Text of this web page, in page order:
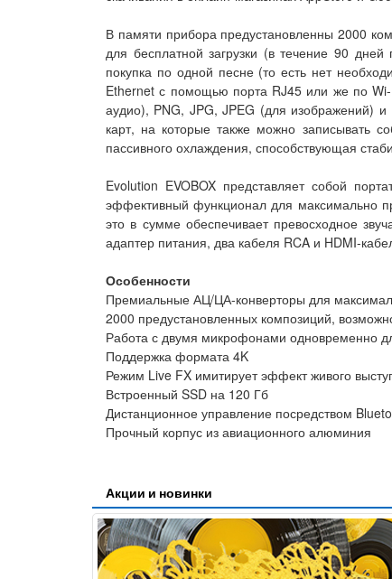
В памяти прибора предустановленны 2000
для бесплатной загрузки (в течение 90
покупка по одной песне (то есть нет
Ethernet с помощью порта RJ45 или же по
аудио), PNG, JPG, JPEG (для изображений)
карт, на которые также можно записывать
пассивного охлаждения, способствующая
Evolution EVOBOX представляет собой
эффективный функционал для максимально
это в сумме обеспечивает превосходное
адаптер питания, два кабеля RCA и HDMI-
Особенности
Премиальные АЦ/ЦА-конверторы для
2000 предустановленных композиций,
Работа с двумя микрофонами одновременно
Поддержка формата 4K
Режим Live FX имитирует эффект живого
Встроенный SSD на 120 Гб
Дистанционное управление посредством
Прочный корпус из авиационного алюминия
Акции и новинки